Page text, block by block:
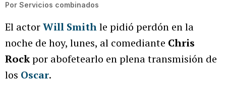
Por Servicios combinados
El actorWill Smithle pidió perdón en la
noche de hoy, lunes, al comediante Chris
Rockpor abofetearlo en plena transmisión de
los Oscar.